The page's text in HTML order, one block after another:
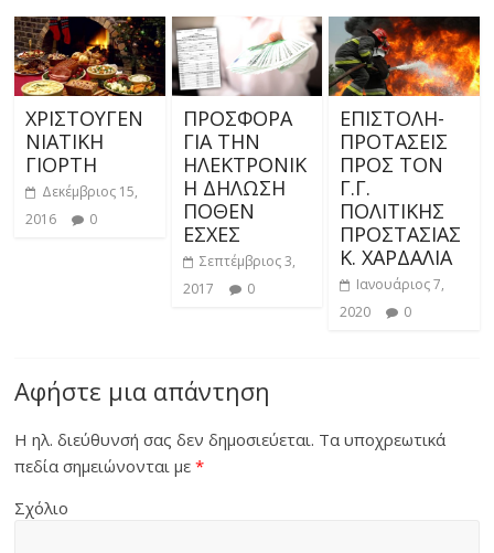
ΧΡΙΣΤΟΥΓΕΝ
ΝΙΑΤΙΚΗ
ΓΙΟΡΤΗ
Δεκέμβριος 15,
2016
0
ΠΡΟΣΦΟΡΑ
ΓΙΑ ΤΗΝ
ΗΛΕΚΤΡΟΝΙΚ
Η ΔΗΛΩΣΗ
ΠΟΘΕΝ
ΕΣΧΕΣ
Σεπτέμβριος 3,
2017
0
ΕΠΙΣΤΟΛΗ-
ΠΡΟΤΑΣΕΙΣ
ΠΡΟΣ ΤΟΝ
Γ.Γ.
ΠΟΛΙΤΙΚΗΣ
ΠΡΟΣΤΑΣΙΑΣ
Κ. ΧΑΡΔΑΛΙΑ
Ιανουάριος 7,
2020
0
Αφήστε μια απάντηση
Η ηλ. διεύθυνσή σας δεν δημοσιεύεται. Τα υποχρεωτικά
πεδία σημειώνονται με*
Σχόλιο